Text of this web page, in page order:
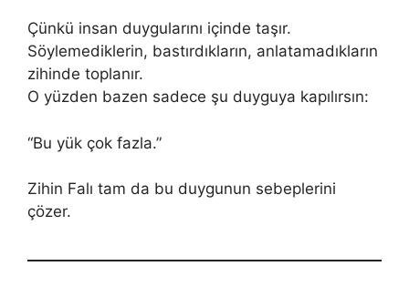
Çünkü insan duygularını içinde taşır.
Söylemediklerin, bastırdıkların, anlatamadıkların
zihinde toplanır.
O yüzden bazen sadece şu duyguya kapılırsın:
“Bu yük çok fazla.”
Zihin Falı tam da bu duygunun sebeplerini
çözer.